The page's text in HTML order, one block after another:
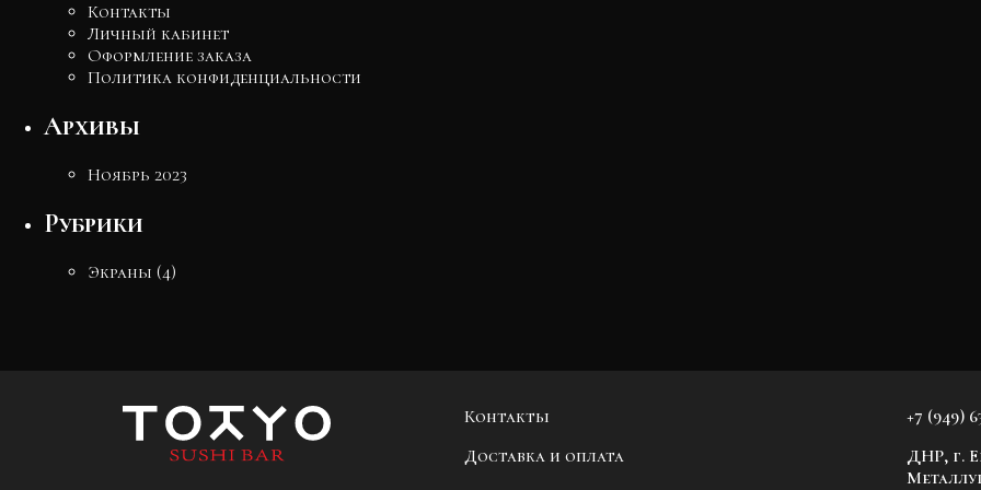
Контакты
Личный кабинет
Оформление заказа
Политика конфиденциальности
Архивы
Ноябрь 2023
Рубрики
Экраны (4)
Контакты
Доставка и оплата
+7 (949)
ДНР, г.